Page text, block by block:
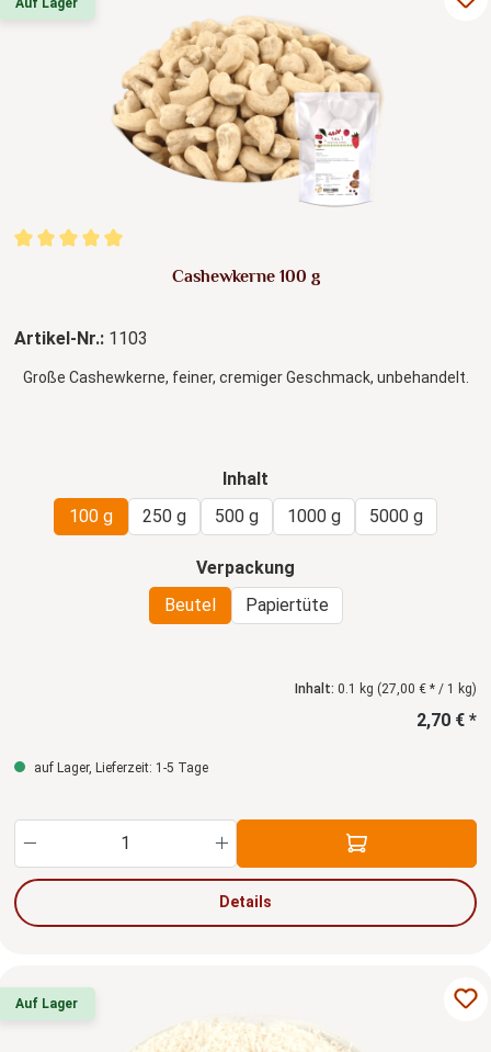
Auf Lager
Durchschnittliche Bewertung von 5 von 5 Sternen
Cashewkerne 100 g
Artikel-Nr.: 1103
Große Cashewkerne, feiner, cremiger Geschmack, unbehandelt.
Inhalt
100 g
250 g 500 g 1000 g 5000 g
Verpackung
Beutel
Papiertüte
Inhalt: 0.1 kg (27,00 € * / 1 kg)
2,70 € *
auf Lager, Lieferzeit: 1-5 Tage
Produkt Anzahl: Gib den gewünschten Wert
Details
Auf Lager